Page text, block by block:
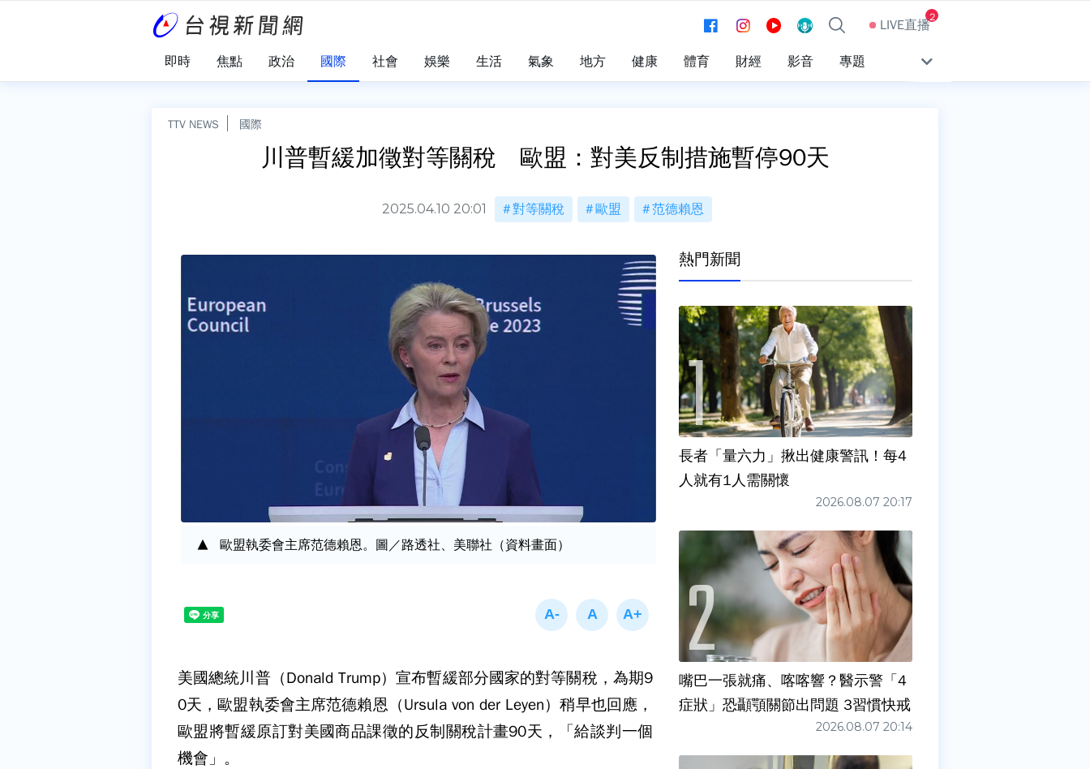
LIVE直播2
即時 焦點 政治 國際 社會 娛樂 生活 氣象 地方 健康 體育 財經 影音 專題
TTV NEWS 國際
川普暫緩加徵對等關稅 歐盟：對美反制措施暫停90天
2025.04.10 20:01 對等關稅 歐盟 范德賴恩
歐盟執委會主席范德賴恩。圖／路透社、美聯社（資料畫面）
美國總統川普（Donald Trump）宣布暫緩部分國家的對等關稅，為期9
0天，歐盟執委會主席范德賴恩（Ursula von der Leyen）稍早也回應，
歐盟將暫緩原訂對美國商品課徵的反制關稅計畫90天，「給談判一個
機會」。
熱門新聞
長者「量六力」揪出健康警訊！每4
人就有1人需關懷
2026.08.07 20:17
嘴巴一張就痛、喀喀響？醫示警「4
症狀」恐顳顎關節出問題 3習慣快戒
2026.08.07 20:14